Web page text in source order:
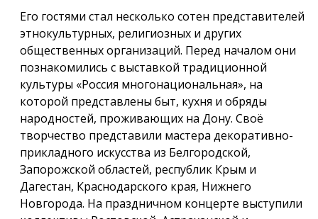
Его гостями стал несколько сотен представителей
этнокультурных, религиозных и других
общественных организаций. Перед началом они
познакомились с выставкой традиционной
культуры «Россия многонациональная», на
которой представлены быт, кухня и обряды
народностей, проживающих на Дону. Своё
творчество представили мастера декоративно-
прикладного искусства из Белгородской,
Запорожской областей, республик Крым и
Дагестан, Краснодарского края, Нижнего
Новгорода. На праздничном концерте выступили